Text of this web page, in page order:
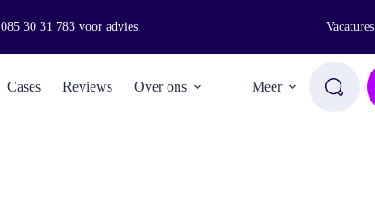
085 30 31 783voor advies. Vacatures
Cases Reviews Over ons Meer